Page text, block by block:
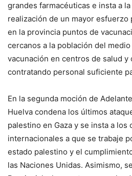
grandes farmacéuticas e insta a
realización de un mayor esfuerzo
en la provincia puntos de
cercanos a la población del
vacunación en centros de salud
contratando personal suficiente
En la segunda moción de
Huelva condena los últimos
palestino en Gaza y se insta a los
internacionales a que se trabaje
estado palestino y el
las Naciones Unidas. Asimismo,